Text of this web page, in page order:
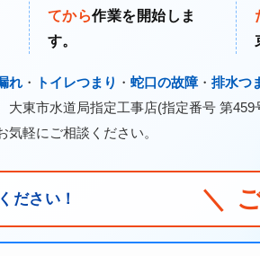
てから作業を開始しま
す。
れ・ トイレつまり ・ 蛇口の故障・ 排水つ
大東市水道局指定工事店(指定番号 第
軽にご相談ください。
ださい！ ＼